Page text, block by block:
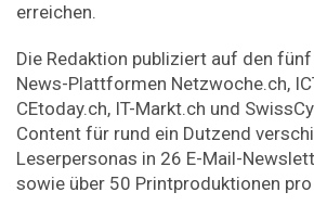
erreichen.
Die Redaktion publiziert auf den
News-Plattformen Netzwoche.ch,
CEtoday.ch, IT-Markt.ch und
Content für rund ein Dutzend
Leserpersonas in 26 E-Mail-
sowie über 50 Printproduktionen pro